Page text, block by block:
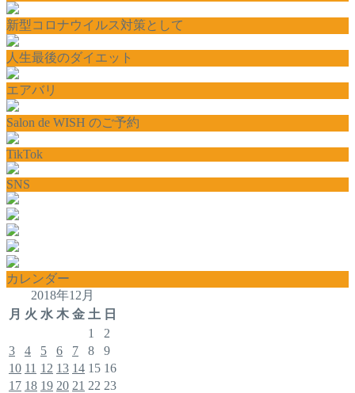
新型コロナウイルス対策として
人生最後のダイエット
エアバリ
Salon de WISH のご予約
TikTok
SNS
カレンダー
2018年12月
月 火 水 木 金 土 日
1
2
3
4 5 6 7 8
9
10 11 12 13 14 15 16
17 18 19 20 21 22 23